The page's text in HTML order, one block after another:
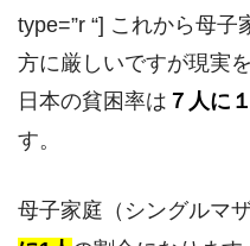
type=”r “] これから母
方に厳しいですが現実
日本の貧困率は ７人に
す。
母子家庭（シングルマ